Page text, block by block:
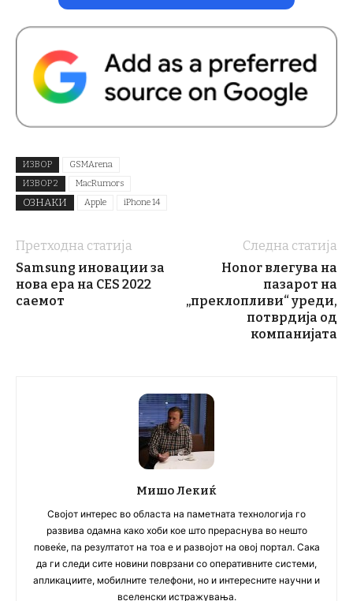
ИЗВОР
GSMArena
ИЗВОР 2
MacRumors
ОЗНАКИ Apple iPhone 14
Претходна статија
Samsung иновации за
нова ера на CES 2022
саемот
Следна статија
Honor влегува на
пазарот на
„преклопливи“ уреди,
потврдија од
компанијата
Мишо Лекиќ
Својот интерес во областа на паметната технологија го
развива одамна како хоби кое што прераснува во нешто
повеќе, па резултатот на тоа е и развојот на овој портал. Сака
да ги следи сите новини поврзани со оперативните системи,
апликациите, мобилните телефони, но и интересните научни и
вселенски истражувања.